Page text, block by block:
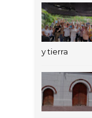
y tierra